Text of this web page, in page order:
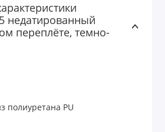
недатированный
переплёте, темно-
полиуретана PU